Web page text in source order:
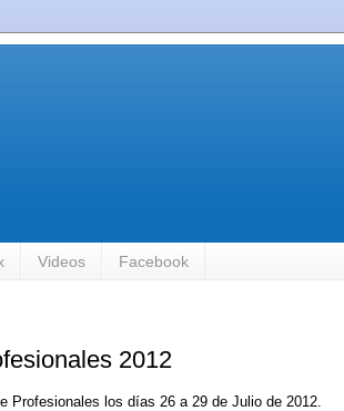
Videos Facebook
2012
Profesionales los días 26 a 29 de Julio de 2012.